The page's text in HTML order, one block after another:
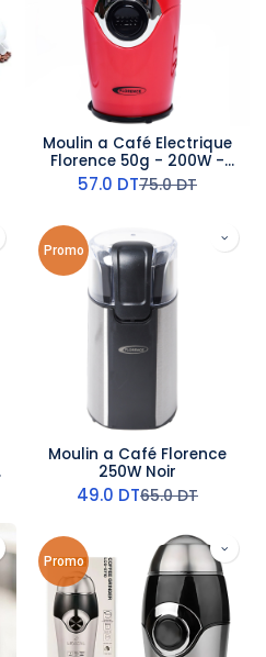
Moulin a Café Electrique
Florence 50g - 200W -
Rouge
57.0 DT75.0DT
Promo
Moulin a Café Florence
250W Noir
49.0 DT65.0DT
Promo